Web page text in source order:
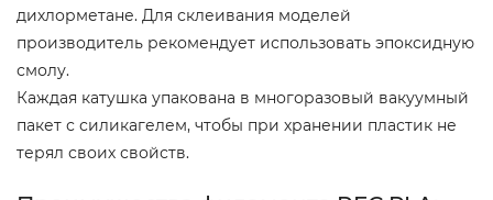
дихлорметане. Для склеивания моделей
производитель рекомендует использовать эпоксидную
смолу.
Каждая катушка упакована в многоразовый вакуумный
пакет с силикагелем, чтобы при хранении пластик не
терял своих свойств.